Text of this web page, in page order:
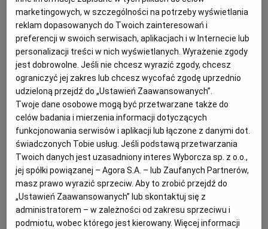
RZESZÓW
SOSNOWIEC
SZCZECIN
TORUŃ
TRÓJMIASTO
WAŁBRZYCH
zwłaszcza w panierce kotletówschabowych.
Co było impulsem do zmiany nawyków?
Wyrzuty sumienia. Pochodzę z domu, w którym nic się
nie marnowało. Zresztą wielu ludzi pamięta oszczędną
kuchnię swych dziadków i pewnie przyzna, że nasze
babcie są mistrzyniami w niemarnowaniu żywności.
A ja, kiedy poszłam „na swoje", zachłysnęłam się
wolnością wyboru. Tym, że mogłam sobie pozwolić na
kupowanie najprzeróżniejszych składników. Nie
miałam takiego szacunku do jedzenia, jak babcia, ale
marketingowych, w szczególności na potrzeby wyświetlania
reklam dopasowanych do Twoich zainteresowań i
preferencji w swoich serwisach, aplikacjach i w Internecie lub
personalizacji treści w nich wyświetlanych. Wyrażenie zgody
jest dobrowolne. Jeśli nie chcesz wyrazić zgody, chcesz
ograniczyć jej zakres lub chcesz wycofać zgodę uprzednio
udzieloną przejdź do „Ustawień Zaawansowanych”.
Twoje dane osobowe mogą być przetwarzane także do
celów badania i mierzenia informacji dotyczących
funkcjonowania serwisów i aplikacji lub łączone z danymi dot.
świadczonych Tobie usług. Jeśli podstawą przetwarzania
Twoich danych jest uzasadniony interes Wyborcza sp. z o.o.,
jej spółki powiązanej – Agora S.A. – lub Zaufanych Partnerów,
masz prawo wyrazić sprzeciw. Aby to zrobić przejdź do
„Ustawień Zaawansowanych” lub skontaktuj się z
administratorem – w zależności od zakresu sprzeciwu i
podmiotu, wobec którego jest kierowany. Więcej informacji